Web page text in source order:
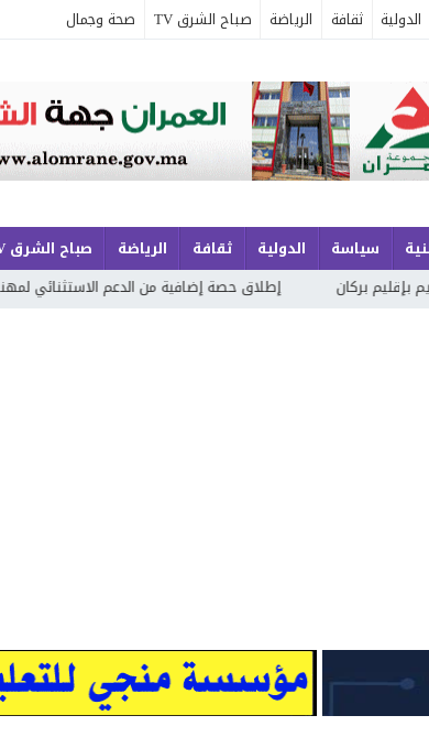
الدولية ثقافة الرياضة صباح الشرق TV صحة وجمال
سياسة الدولية ثقافة الرياضة صباح الشرق TV
إطلاق حصة إضافية من الدعم الاستثنائي لمهنيي النقل